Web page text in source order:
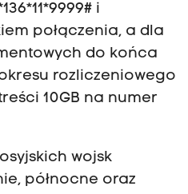
i
połączenia, a dla
do końca
rozliczeniowego
10GB na numer
wojsk
północne oraz